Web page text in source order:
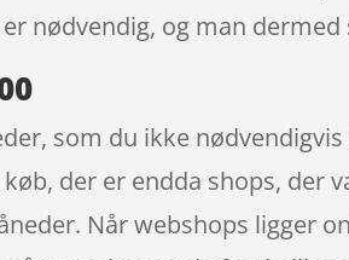
nødvendig, og man
som du ikke
der er endda shops, der
Når webshops ligger